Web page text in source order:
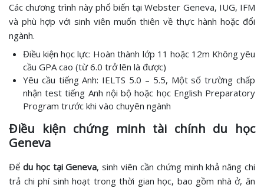
Các chương trình này phổ biến tại Webster Geneva, IUG, IFM
và phù hợp với sinh viên muốn thiên về thực hành hoặc đổi
ngành.
Điều kiện học lực: Hoàn thành lớp 11 hoặc 12m Không yêu
cầu GPA cao (từ 6.0 trở lên là được)
Yêu cầu tiếng Anh: IELTS 5.0 – 5.5, Một số trường chấp
nhận test tiếng Anh nội bộ hoặc học English Preparatory
Program trước khi vào chuyên ngành
Điều kiện chứng minh tài chính du học
Geneva
Để du học tại Geneva, sinh viên cần chứng minh khả năng chi
trả chi phí sinh hoạt trong thời gian học, bao gồm nhà ở, ăn